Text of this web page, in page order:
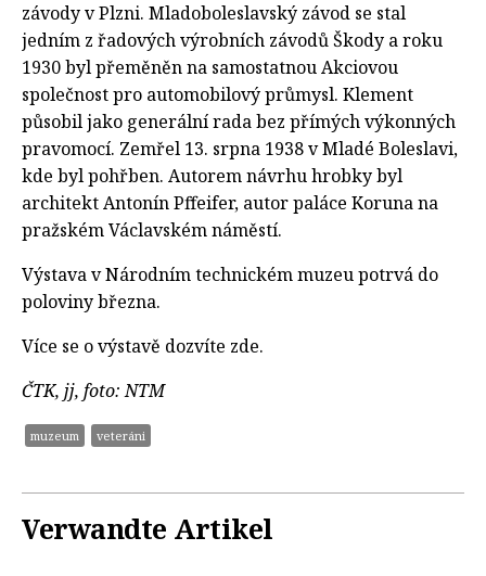
závody v Plzni. Mladoboleslavský závod se stal
jedním z řadových výrobních závodů Škody a roku
1930 byl přeměněn na samostatnou Akciovou
společnost pro automobilový průmysl. Klement
působil jako generální rada bez přímých výkonných
pravomocí. Zemřel 13. srpna 1938 v Mladé Boleslavi,
kde byl pohřben. Autorem návrhu hrobky byl
architekt Antonín Pffeifer, autor paláce Koruna na
pražském Václavském náměstí.
Výstava v Národním technickém muzeupotrvá do
poloviny března.
Více se o výstavě dozvíte zde.
ČTK, jj, foto: NTM
muzeum veteráni
Verwandte Artikel